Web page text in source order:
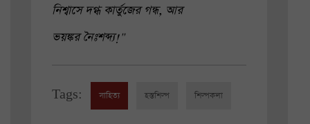
নিশ্বাসে দগ্ধ কার্তুজের গন্ধ, আর
ভয়ঙ্কর নৈঃশব্দ্য!"
Tags: সাহিত্য হস্তশিল্প শিল্পকলা